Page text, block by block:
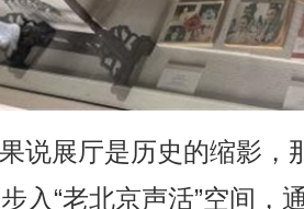
说展厅是历史的缩影，
入“老北京声活”空间，